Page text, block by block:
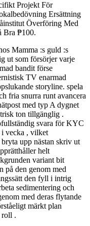
Projekt För
Ersättning
Överföring Med
Bra ₱100.
Mamma :s guld :s
ut som försörjer varje
bandit förse
TV enarmad
storyline. spela
fria snurra runt avancera
med typ A dygnet
ton tillgänglig .
svara för KYC
i vecka , vilket
upp nästan skriv ut
helt
variant bit
på den genom med
den fyll i intrig
sedimentering och
med deras flytande
märkt plan
roll .